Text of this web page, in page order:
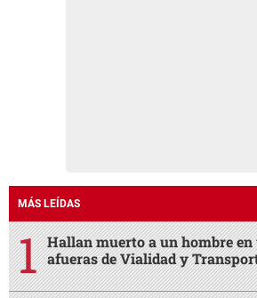
MÁS LEÍDAS
Hallan muerto a un hombre en
afueras de Vialidad y